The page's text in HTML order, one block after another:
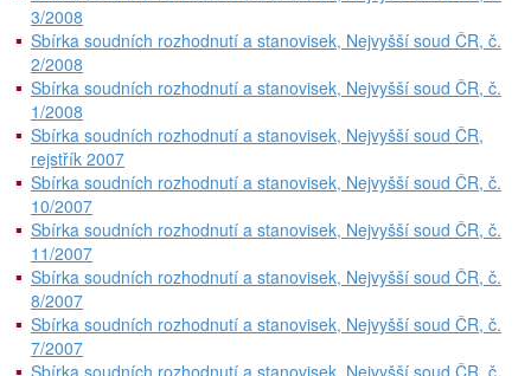
3/2008
Sbírka soudních rozhodnutí a stanovisek, Nejvyšší soud ČR, č.
2/2008
Sbírka soudních rozhodnutí a stanovisek, Nejvyšší soud ČR, č.
1/2008
Sbírka soudních rozhodnutí a stanovisek, Nejvyšší soud ČR,
rejstřík 2007
Sbírka soudních rozhodnutí a stanovisek, Nejvyšší soud ČR, č.
10/2007
Sbírka soudních rozhodnutí a stanovisek, Nejvyšší soud ČR, č.
11/2007
Sbírka soudních rozhodnutí a stanovisek, Nejvyšší soud ČR, č.
8/2007
Sbírka soudních rozhodnutí a stanovisek, Nejvyšší soud ČR, č.
7/2007
Sbírka soudních rozhodnutí a stanovisek, Nejvyšší soud ČR, č.